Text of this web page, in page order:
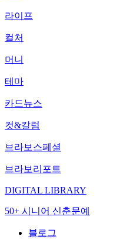
라이프
컬처
머니
테마
카드뉴스
컷&칼럼
브라보스페셜
브라보리포트
DIGITAL LIBRARY
50+ 시니어 신춘문예
블로그